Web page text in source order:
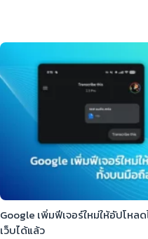
Google เพิ่มฟีเจอร์ใหม่ให้อัปโห
เว็บได้แล้ว